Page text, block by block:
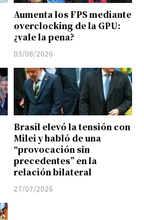
Aumenta los FPS mediante
overclocking de la GPU:
¿vale la pena?
03/08/2026
Brasil elevó la tensión con
Milei y habló de una
“provocación sin
precedentes” en la
relación bilateral
27/07/2026